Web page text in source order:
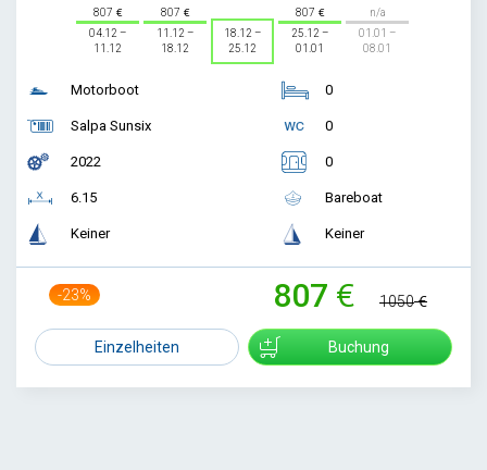
807
04.12 –
11.12
807
11.12 –
18.12
18.12 –
25.12
807
25.12 –
01.01
n/a
01.01 –
08.01
Motorboot
Salpa Sunsix
2022
6.15
Keiner
0
0
0
Bareboat
Keiner
-23% 807 1050
Einzelheiten Buchung